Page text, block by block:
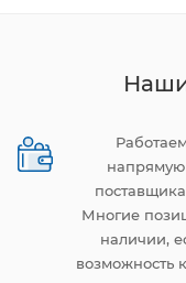
напрямую
Многие
наличии,
возможность